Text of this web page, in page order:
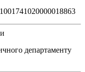
департаменту